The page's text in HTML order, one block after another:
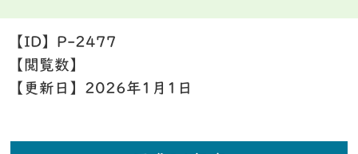
【ID】 P-2477
【閲覧数】
【更新日】 2026年1月1日